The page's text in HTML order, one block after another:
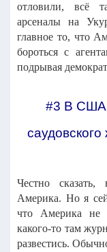
отловили, всё
арсеналы на
главное то, что
бороться с
подрывая
#3 В США
Честно
Америка. Но я
что Америка не
какого-то там
развестись.